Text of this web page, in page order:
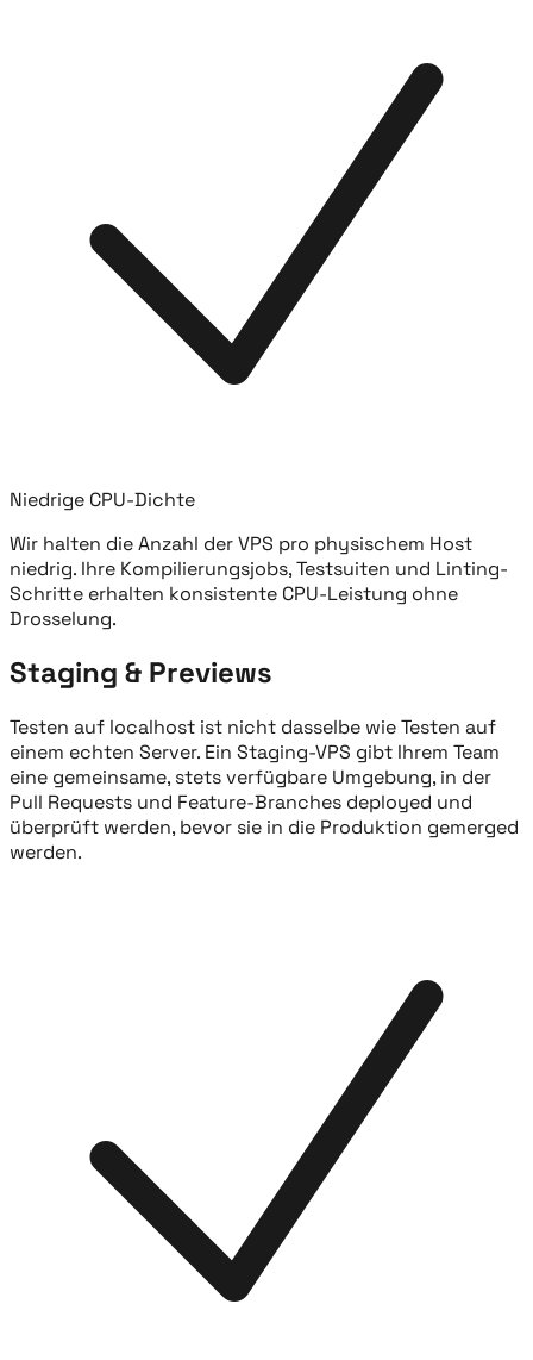
Niedrige CPU-Dichte
Wir halten die Anzahl der VPS pro physischem Host
niedrig. Ihre Kompilierungsjobs, Testsuiten und Linting-
Schritte erhalten konsistente CPU-Leistung ohne
Drosselung.
Staging & Previews
Testen auf localhost ist nicht dasselbe wie Testen auf
einem echten Server. Ein Staging-VPS gibt Ihrem Team
eine gemeinsame, stets verfügbare Umgebung, in der
Pull Requests und Feature-Branches deployed und
überprüft werden, bevor sie in die Produktion gemerged
werden.